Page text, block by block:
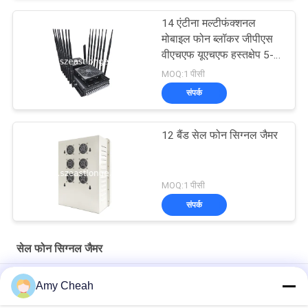
14 एंटीना मल्टीफंक्शनल
मोबाइल फोन ब्लॉकर जीपीएस
वीएचएफ यूएचएफ हस्तक्षेप 5-
80m
MOQ:1 पीसी
संपर्क
12 बैंड सेल फोन सिग्नल जैमर
MOQ:1 पीसी
संपर्क
सेल फोन सिग्नल जैमर
OEM 20 बैंड सेल फोन 2G 3G 4G 5G वाईफ़ाई GPS VHF UHF RC315 433
868 सिग्नल जैमर
Amy Cheah